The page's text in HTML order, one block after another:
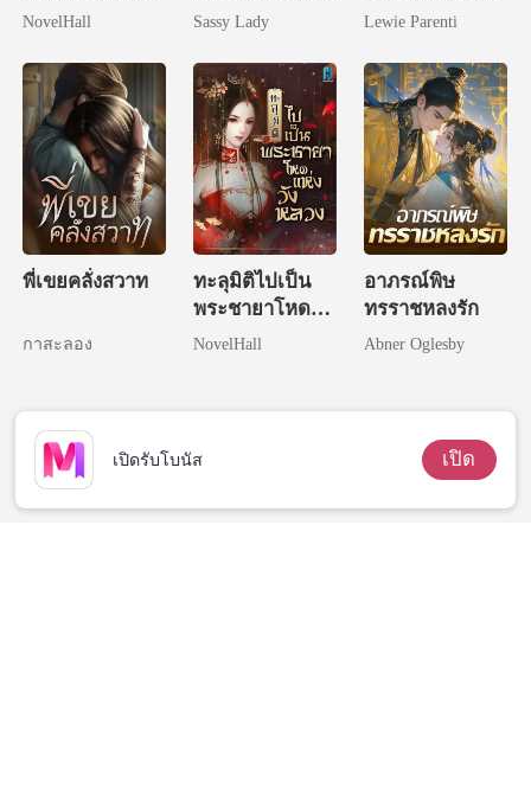
ฆ่า
NovelHall
สามปีมีลูกสอง
Sassy Lady
เศรษฐี
Lewie Parenti
พี่เขยคลั่งสวาท
กาสะลอง
ทะลุมิติไปเป็น
พระชายาโหด
แห่งวังหลวง
NovelHall
อาภรณ์พิษ
ทรราชหลงรัก
Abner Oglesby
เปิดรับโบนัส เปิด